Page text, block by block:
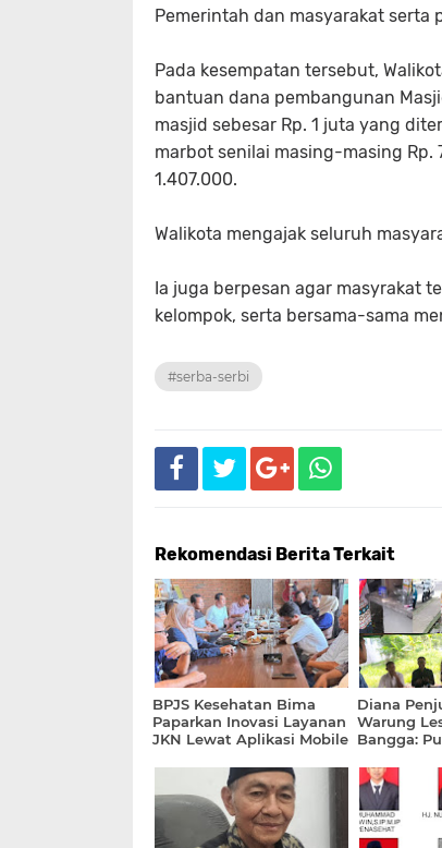
Pemerintah dan masyarakat serta
Pada kesempatan tersebut,
bantuan dana pembangunan
masjid sebesar Rp. 1 juta yang
marbot senilai masing-masing Rp.
1.407.000.
Walikota mengajak seluruh
Ia juga berpesan agar masyrakat
kelompok, serta bersama-sama
#serba-serbi
Rekomendasi Berita Terkait
BPJS Kesehatan Bima
Paparkan Inovasi Layanan
JKN Lewat Aplikasi Mobile
Diana
Warung
Bangga: